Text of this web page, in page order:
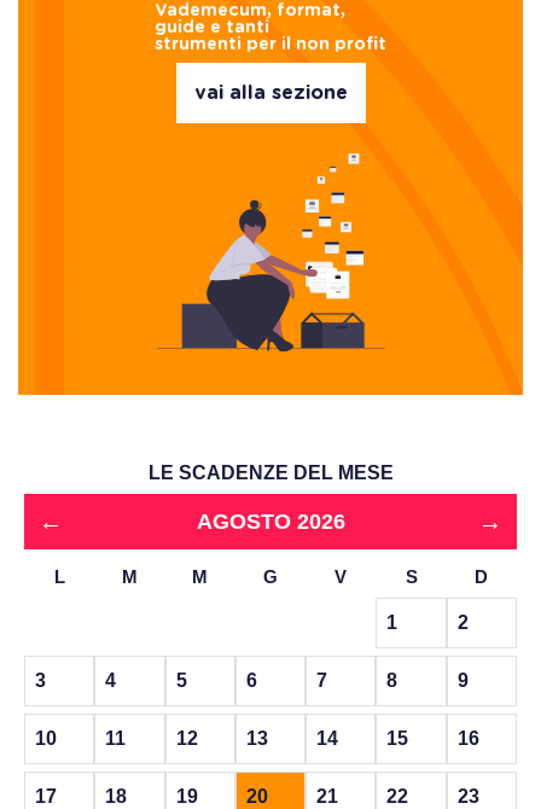
Vademecum, format,
guide e tanti
strumenti per il non profit
vai alla sezione
LE SCADENZE DEL MESE
← AGOSTO 2026 →
L M M G V S D
1 2
3 4 5 6 7 8 9
10 11 12 13 14 15 16
17 18 19 20 21 22 23